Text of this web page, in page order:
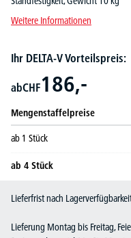
Weitere Informationen
Ihr DELTA-V Vorteilspreis:
abCHF186,-
Mengenstaffelpreise
ab 1 Stück
ab 4 Stück
Lieferfrist nach
Lieferung Montag bis Freitag,